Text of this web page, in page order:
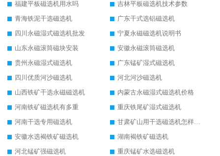
福建平板磁选机用水吗
吉林平板磁选机技术参数
青海铁泥干选磁选机
广东干式选铝磁选机
四川永磁湿式磁选机批发
宁夏永磁磁选机说明书
山东永磁滚筒磁块安装
安徽永磁滚筒磁选机
贵州永磁湿式磁选机
广东锰矿湿式磁选机
四川优质河沙磁选机
河北河沙磁选机
山西铁矿干选永磁磁选机
内蒙古永磁湿式磁选机价格
河南铁矿磁选机有多重
重庆铁尾矿湿式磁选机
河南干选专用磁选机
甘肃矿山用干选磁选机怎样调磁
安徽水选褐铁矿磁选机
湖南褐铁矿磁选机
河北锰矿强磁选机
重庆锰矿水选磁选机